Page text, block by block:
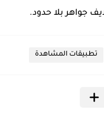
جواهر بلا حدود.
تطبيقات المشاهدة